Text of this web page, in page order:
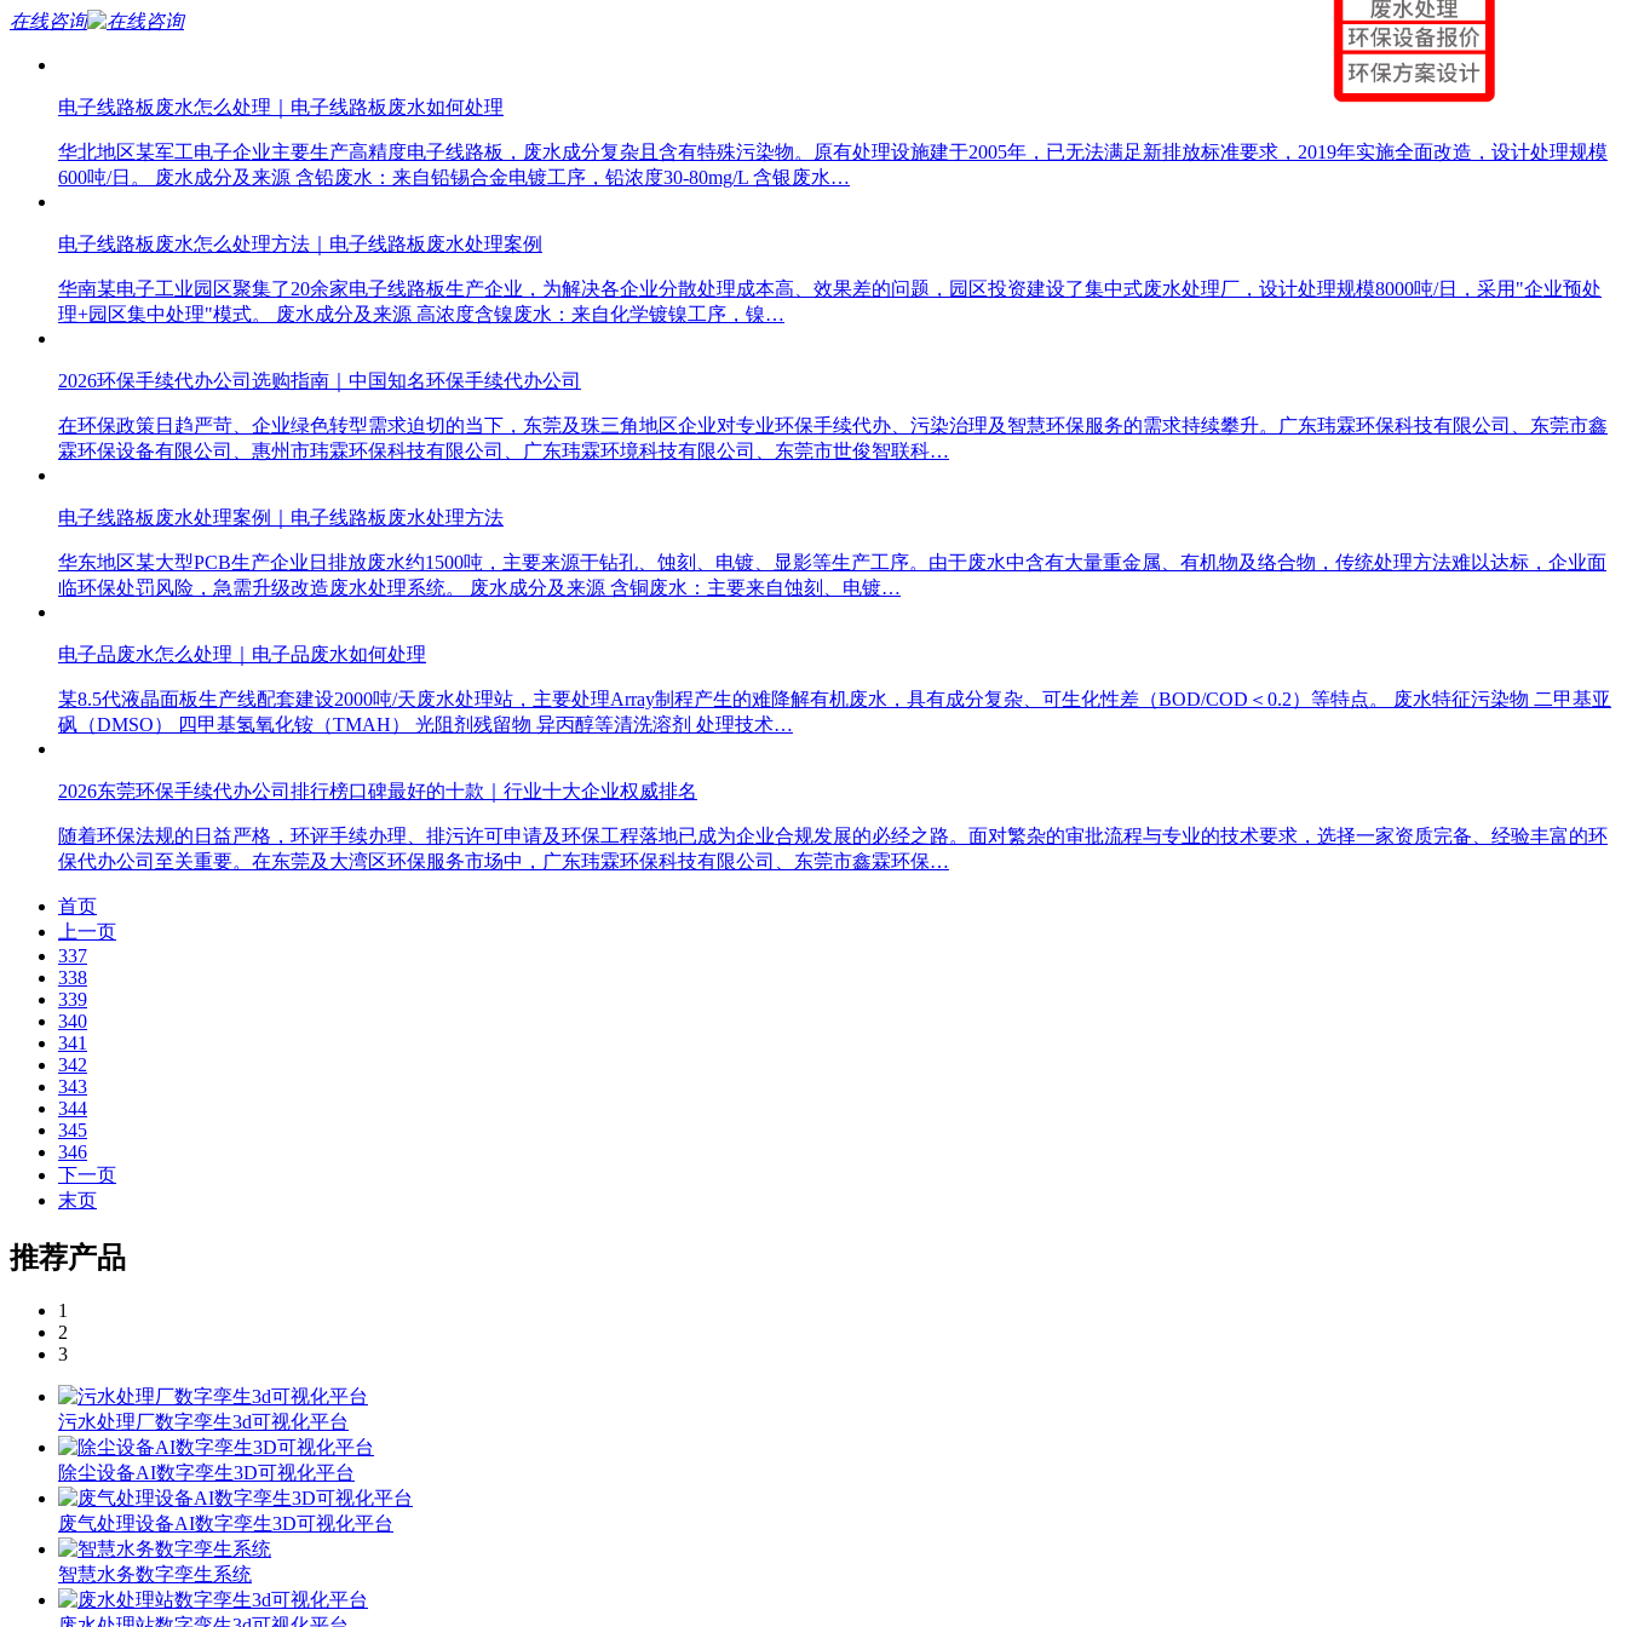
在线咨询
电子线路板废水怎么处理｜电子线路板废水如何处理
华北地区某军工电子企业主要生产高精度电子线路板，废水成分复杂且含有特殊污染物。原有处理设施建于2005年，已无法满足新排放标准要求，2019年实施全面改造，设计处理规模
600吨/日。 废水成分及来源 含铅废水：来自铅锡合金电镀工序，铅浓度30-80mg/L 含银废水…
电子线路板废水怎么处理方法｜电子线路板废水处理案例
华南某电子工业园区聚集了20余家电子线路板生产企业，为解决各企业分散处理成本高、效果差的问题，园区投资建设了集中式废水处理厂，设计处理规模8000吨/日，采用"企业预处
理+园区集中处理"模式。 废水成分及来源 高浓度含镍废水：来自化学镀镍工序，镍…
2026环保手续代办公司选购指南｜中国知名环保手续代办公司
在环保政策日趋严苛、企业绿色转型需求迫切的当下，东莞及珠三角地区企业对专业环保手续代办、污染治理及智慧环保服务的需求持续攀升。广东玮霖环保科技有限公司、东莞市鑫
霖环保设备有限公司、惠州市玮霖环保科技有限公司、广东玮霖环境科技有限公司、东莞市世俊智联科…
电子线路板废水处理案例｜电子线路板废水处理方法
华东地区某大型PCB生产企业日排放废水约1500吨，主要来源于钻孔、蚀刻、电镀、显影等生产工序。由于废水中含有大量重金属、有机物及络合物，传统处理方法难以达标，企业面
临环保处罚风险，急需升级改造废水处理系统。 废水成分及来源 含铜废水：主要来自蚀刻、电镀…
电子品废水怎么处理｜电子品废水如何处理
某8.5代液晶面板生产线配套建设2000吨/天废水处理站，主要处理Array制程产生的难降解有机废水，具有成分复杂、可生化性差（BOD/COD＜0.2）等特点。 废水特征污染物 二甲基亚
砜（DMSO） 四甲基氢氧化铵（TMAH） 光阻剂残留物 异丙醇等清洗溶剂 处理技术…
2026东莞环保手续代办公司排行榜口碑最好的十款｜行业十大企业权威排名
随着环保法规的日益严格，环评手续办理、排污许可申请及环保工程落地已成为企业合规发展的必经之路。面对繁杂的审批流程与专业的技术要求，选择一家资质完备、经验丰富的环
保代办公司至关重要。在东莞及大湾区环保服务市场中，广东玮霖环保科技有限公司、东莞市鑫霖环保…
首页
上一页
337
338
339
340
341
342
343
344
345
346
下一页
末页
推荐产品
1
2
3
污水处理厂数字孪生3d可视化平台
除尘设备AI数字孪生3D可视化平台
废气处理设备AI数字孪生3D可视化平台
智慧水务数字孪生系统